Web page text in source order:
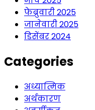
फेब्रुवारी 2025
जानेवारी 2025
डिसेंबर 2024
Categories
अध्यात्मिक
अर्थकारण